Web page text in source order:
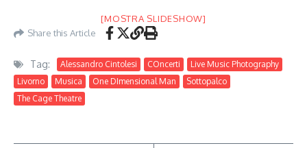
[MOSTRA SLIDESHOW]
Share this Article
Tag: Alessandro Cintolesi COncerti
Live Music Photography
Livorno
Musica One DImensional Man
Sottopalco
The Cage Theatre